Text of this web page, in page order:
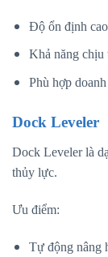
Độ ổn định cao
Khả năng chịu
Phù hợp
Dock Leveler
Dock Leveler là
thủy lực.
Ưu điểm:
Tự động nâng